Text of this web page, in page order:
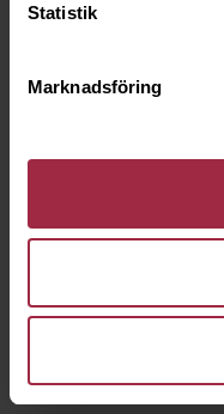
Statistik
Marknadsföring